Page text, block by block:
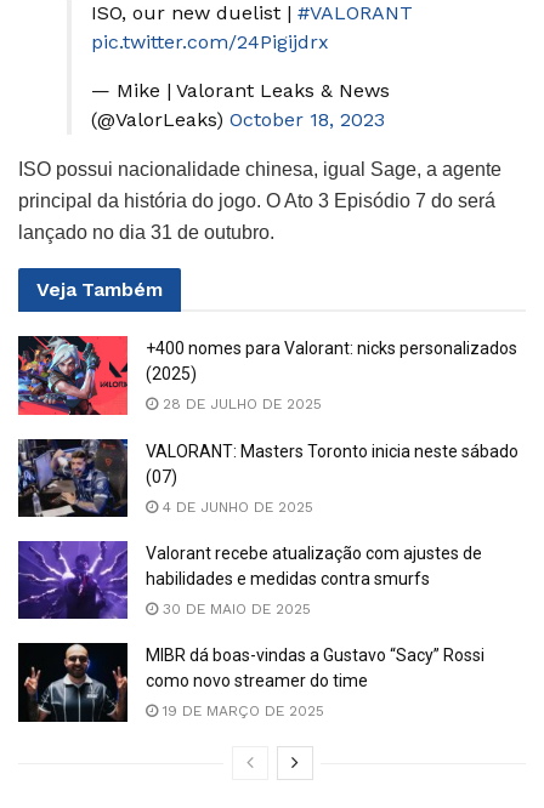
ISO, our new duelist | #VALORANT
pic.twitter.com/24Pigijdrx
— Mike | Valorant Leaks & News
(@ValorLeaks) October 18, 2023
ISO possui nacionalidade chinesa, igual Sage, a agente
principal da história do jogo. O Ato 3 Episódio 7 do será
lançado no dia 31 de outubro.
Veja Também
+400 nomes para Valorant: nicks personalizados
(2025)
28 DE JULHO DE 2025
VALORANT: Masters Toronto inicia neste sábado
(07)
4 DE JUNHO DE 2025
Valorant recebe atualização com ajustes de
habilidades e medidas contra smurfs
30 DE MAIO DE 2025
MIBR dá boas-vindas a Gustavo “Sacy” Rossi
como novo streamer do time
19 DE MARÇO DE 2025